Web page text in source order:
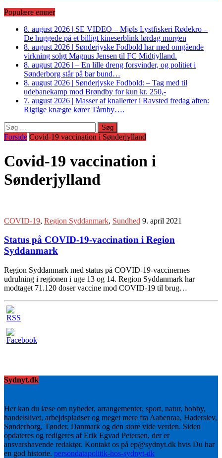
Populære emner
8. august 2026 | SE VIDEO – Mjøls Lystfiskeri Rødekro –
De huggede på et billigt kineserblink lørdag morgen
8. august 2026 | Sønderjyske Fodbold har med omgående
virkning solgt Magnus Jensen til FC Midtjylland.
8. august 2026 | – En lille dreng forsvinder, og politiet i
Sønderborg står på bar bund…
8. august 2026 | Sønderjyske Fodbold: – Tag med til
udebanekamp mod Brøndby for kun kr. 250,-
7. august 2026 | Masser af knallerter i Ravsted fredag aften:
Rigtige knægte kører Tårnby….
Søg
efter:
Forside Covid-19 vaccination i Sønderjylland
Covid-19 vaccination i
Sønderjylland
COVID-19, Region Syddanmark, Sundhed 9. april 2021
Status på COVID-19-vaccination i Region
Syddanmark
Region Syddanmark med status på COVID-19-vaccinernes
udrulning i regionen i uge 13 og 14. Region Syddanmark har
modtaget 71.120 doser vaccine mod COVID-19 til brug…
Sydnyt.dk
Her kan du læse om nyheder, arrangementer, sport, natur, hobby,
handelslivet, arbejdspladser og meget mere fra Aabenraa, Haderslev,
Sønderborg, Tønder, Danmark og den store vide verden. Siden
opdateres og redigeres af Erik Egvad Petersen, der er
ansvarshavende redaktør. Kontakt os på ep@sydnyt.dk hvis Du har
en god historie. persondatapolitik-hos-sydnyt-dk